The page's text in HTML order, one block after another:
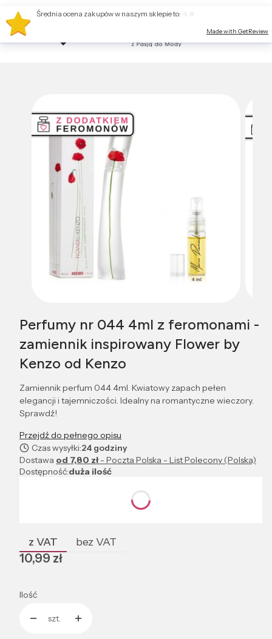
Perfumy nr 044 4ml z feromonami -
zamiennik inspirowany Flower by
Kenzo od Kenzo
Zamiennik perfum 044 4ml. Kwiatowy zapach pełen
elegancji i tajemniczości. Idealny na romantyczne wieczory.
Sprawdź!
Przejdź do pełnego opisu
Czas wysyłki:24 godziny
Dostawa od 7,80 zł- Poczta Polska - List Polecony (Polska)
Dostępność:duża ilość
Poszczególne warianty mogą różnić się ceną
z VAT bez VAT
Cena
10,99 zł
Ilość
szt.
Średnia ocena zakupów w naszym sklepie to:
Made with GetReview